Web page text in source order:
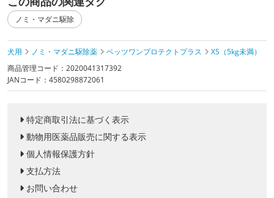
ノミ・マダニ駆除
犬用 ノミ・マダニ駆除薬 ベッツワンプロテクトプラス
XS（5kg未満）
商品管理コード：2020041317392
JANコード：4580298872061
特定商取引法に基づく表示
動物用医薬品販売に関する表示
個人情報保護方針
支払方法
お問い合わせ